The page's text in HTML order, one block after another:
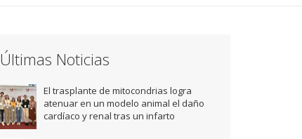
Últimas Noticias
El trasplante de mitocondrias logra
atenuar en un modelo animal el daño
cardíaco y renal tras un infarto